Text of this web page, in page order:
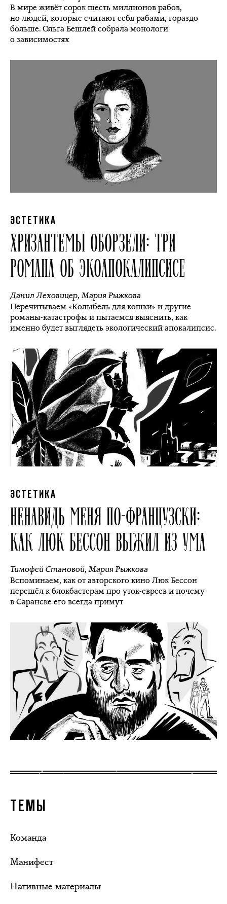
В мире живёт сорок шесть миллионов рабов,
но людей, которые считают себя рабами, гораздо
больше. Ольга Бешлей собрала монологи
о зависимостях
ЭСТЕТИКА
ХРИЗАНТЕМЫ ОБОРЗЕЛИ: ТРИ
РОМАНА ОБ ЭКОАПОКАЛИПСИСЕ
Данил Леховицер,Мария Рыжкова
Перечитываем «Колыбель для кошки» и другие
романы-катастрофы и пытаемся выяснить, как
именно будет выглядеть экологический апокалипсис.
ЭСТЕТИКА
НЕНАВИДЬ МЕНЯ ПО-ФРАНЦУЗСКИ:
КАК ЛЮК БЕССОН ВЫЖИЛ ИЗ УМА
Тимофей Становой,Мария Рыжкова
Вспоминаем, как от авторского кино Люк Бессон
перешёл к блокбастерам про уток-евреев и почему
в Саранске его всегда примут
ТЕМЫ
Команда
Манифест
Нативные материалы